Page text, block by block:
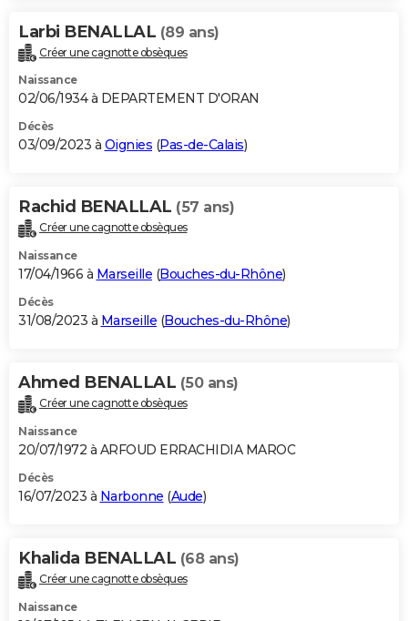
Larbi BENALLAL (89 ans)
Créer une cagnotte obsèques
Naissance
02/06/1934 à DEPARTEMENT D'ORAN
Décès
03/09/2023 à Oignies (Pas-de-Calais)
Rachid BENALLAL (57 ans)
Créer une cagnotte obsèques
Naissance
17/04/1966 à Marseille (Bouches-du-Rhône)
Décès
31/08/2023 à Marseille (Bouches-du-Rhône)
Ahmed BENALLAL (50 ans)
Créer une cagnotte obsèques
Naissance
20/07/1972 à ARFOUD ERRACHIDIA MAROC
Décès
16/07/2023 à Narbonne (Aude)
Khalida BENALLAL (68 ans)
Créer une cagnotte obsèques
Naissance